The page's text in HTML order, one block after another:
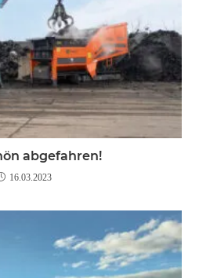
abgefahren!
16.03.2023